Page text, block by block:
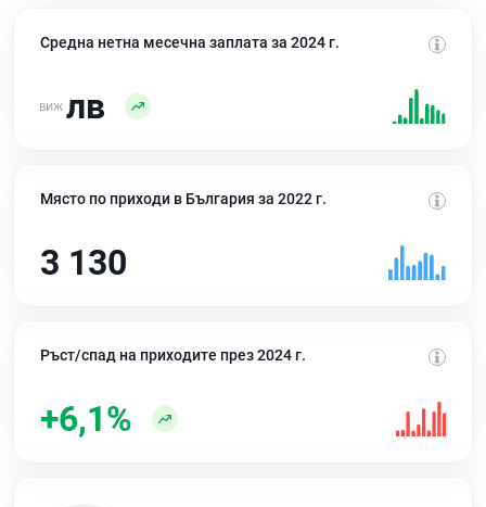
Средна нетна месечна заплата за 2024 г.
лв
Място по приходи в България за 2022 г.
3 130
Ръст/спад на приходите през 2024 г.
+6,1%